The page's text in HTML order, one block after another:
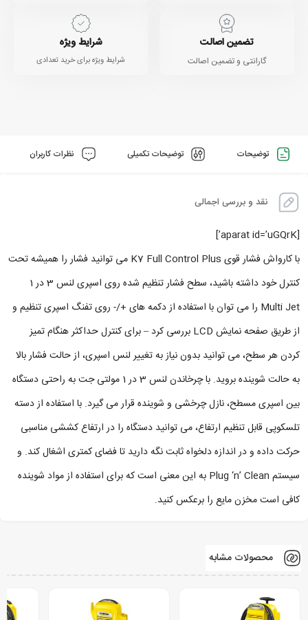
تضمین اصالت
گارانتی و تضمین اصالت
شرایط ویژه
شرایط ویژه برای خرید تعدادی
توضیحات توضیحات تکمیلی نظرات کاربران
نقد و بررسی اجمالی
[aparat id=’uGQrK’]
با کارواش فشار قوی K7 Full Control Plus می توانید فشار را همیشه تحت
کنترل خود داشته باشید، سطح فشار تنظیم شده روی اسپری لنس 3 در 1
Multi Jet را می توان با استفاده از دکمه های +/- روی تفنگ اسپری تنظیم و
از طریق صفحه نمایش LCD بررسی کرد – برای کنترل حداکثر هنگام تمیز
کردن هر سطح، می توانید بدون نیاز به تغییر لنس اسپری، از حالت فشار بالا
به حالت شوینده بروید. با چرخاندن لنس 3 در 1 مولتی جت به راحتی دستگاه
بین اسپری مسطح، نازل چرخشی و شوینده قرار می گیرد. با استفاده از دسته
تلسکوپی قابل تنظیم ارتفاع، می توانید دستگاه را در ارتفاع کششی مناسبی
حرکت داده و در اندازه دلخواه ثابت نگه دارید تا فضای کمتری اشغال کند. و
سیستم Plug ‘n’ Clean به این معنی است که برای استفاده از مواد شوینده
کافی است مخزن مایع را برعکس کنید.
محصولات مشابه